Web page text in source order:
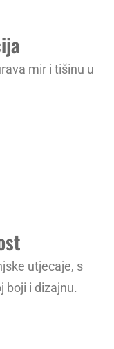
mir i tišinu u
utjecaje, s
boji i dizajnu.